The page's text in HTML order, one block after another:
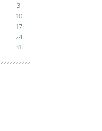
3
10
17
24
31